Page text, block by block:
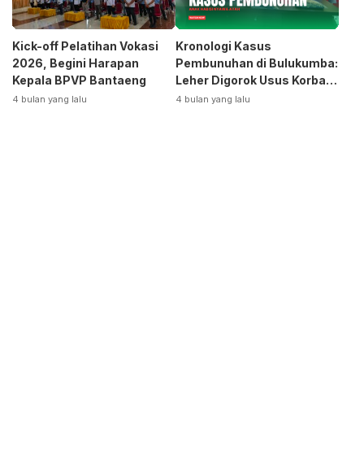
Kick-off Pelatihan Vokasi
2026, Begini Harapan
Kepala BPVP Bantaeng
4 bulan yang lalu
Kronologi Kasus
Pembunuhan di Bulukumba:
Leher Digorok Usus Korban
Dikeluarkan
4 bulan yang lalu